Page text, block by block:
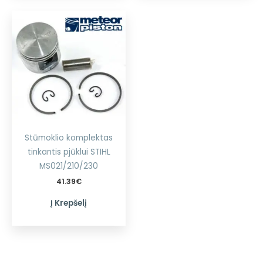
Stūmoklio komplektas
tinkantis pjūklui STIHL
MS021/210/230
41.39€
Į Krepšelį